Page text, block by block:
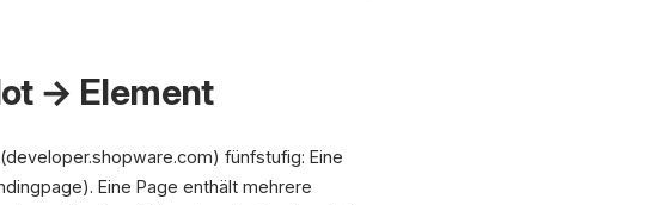
→ Element
fünfstufig: Eine
Eine Page enthält mehrere